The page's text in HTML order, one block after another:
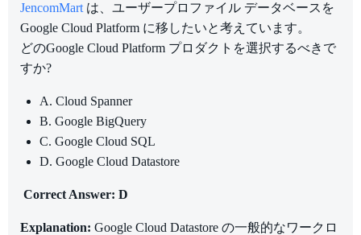
JencomMart は、ユーザープロファイル データベースを
Google Cloud Platform に移したいと考えています。
どのGoogle Cloud Platform プロダクトを選択するべきで
すか?
A. Cloud Spanner
B. Google BigQuery
C. Google Cloud SQL
D. Google Cloud Datastore
Correct Answer: D
Explanation: Google Cloud Datastore の一般的なワークロ